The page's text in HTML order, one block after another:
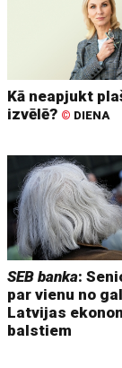
Kā neapjukt
izvēlē? © DIENA
SEB banka:
par vienu no
Latvijas
balstiem